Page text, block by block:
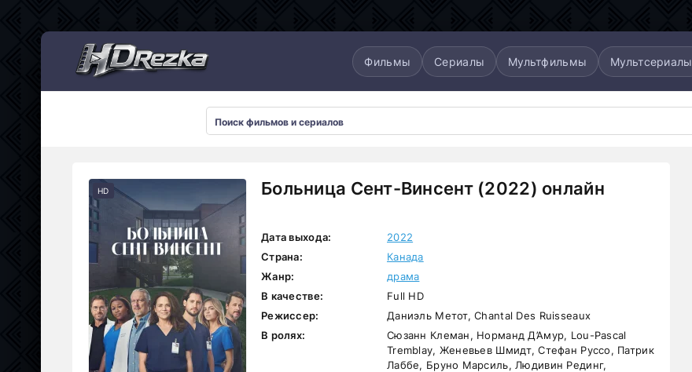
Фильмы Сериалы Мультфильмы Мультсериалы
Больница Сент-Винсент (2022) онлайн
HD
Дата выхода:
2022
Страна:
Канада
Жанр:
драма
В качестве:
Full HD
Режиссер:
Даниэль Метот, Chantal Des Ruisseaux
В ролях:
Сюзанн Клеман, Норманд Д’Амур, Lou-Pascal
Tremblay, Женевьев Шмидт, Стефан Руссо, Патрик
Лаббе, Бруно Марсиль, Людивин Рединг,
Мультсериалы